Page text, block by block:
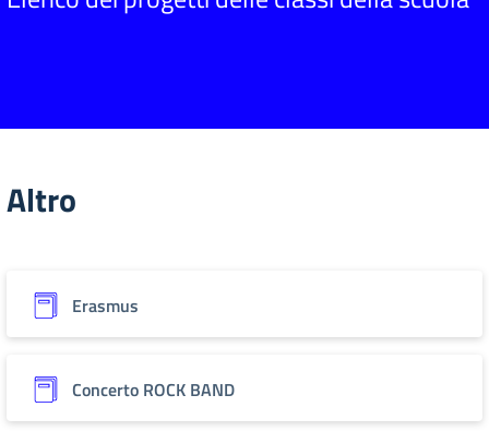
Altro
Erasmus
Concerto ROCK BAND